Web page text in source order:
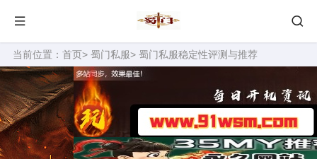
当前位置： 首页> 蜀门私服> 蜀门私服稳定性评测与推荐